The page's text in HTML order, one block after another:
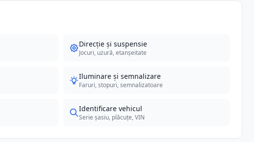
Direcție și suspensie
Jocuri, uzură, etanșeitate
Iluminare și semnalizare
Faruri, stopuri, semnalizatoare
Identificare vehicul
Serie șasiu, plăcuțe, VIN